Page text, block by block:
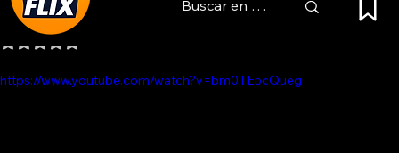
LOS MUNDOS DE ULI
Obtuvo NaN de 5 estrellas.
https://www.youtube.com/watch?v=bm0TE5cQueg